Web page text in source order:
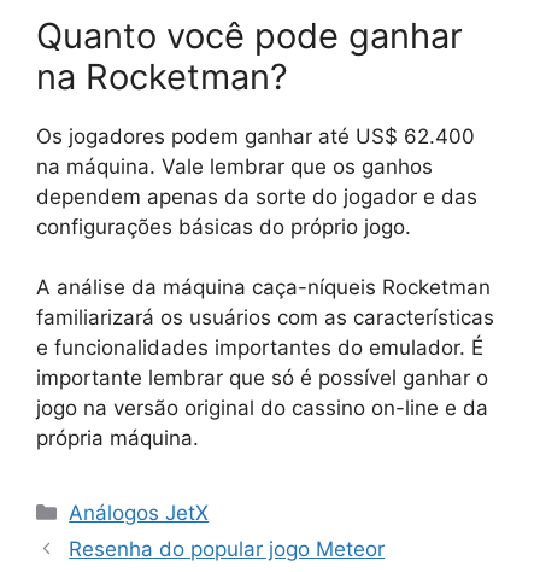
Quanto você pode ganhar
na Rocketman?
Os jogadores podem ganhar até US$ 62.400
na máquina. Vale lembrar que os ganhos
dependem apenas da sorte do jogador e das
configurações básicas do próprio jogo.
A análise da máquina caça-níqueis Rocketman
familiarizará os usuários com as características
e funcionalidades importantes do emulador. É
importante lembrar que só é possível ganhar o
jogo na versão original do cassino on-line e da
própria máquina.
C
a
Análogos JetX
Resenha do popular jogo Meteor